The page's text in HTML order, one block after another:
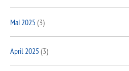
Mai 2025 (3)
April 2025 (3)